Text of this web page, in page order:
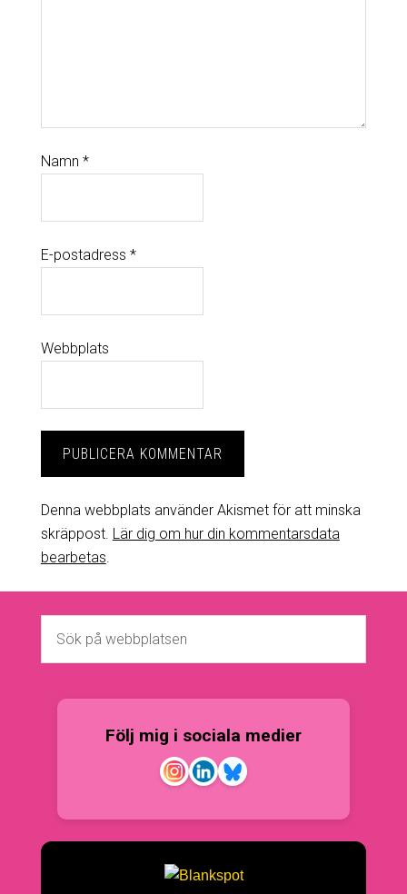
Namn *
E-postadress *
Webbplats
Denna webbplats använder Akismet för att minska
skräppost. Lär dig om hur din kommentarsdata
bearbetas
Följ mig i sociala medier